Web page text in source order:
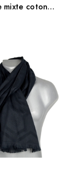
mixte coton
vert